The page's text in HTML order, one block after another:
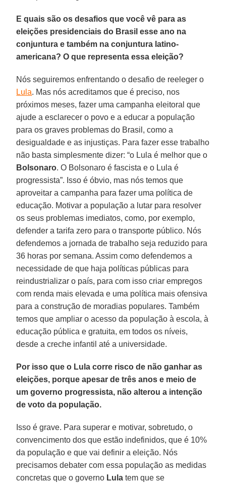
E quais são os desafios que você vê para as
eleições presidenciais do Brasil esse ano na
conjuntura e também na conjuntura latino-
americana? O que representa essa eleição?
Nós seguiremos enfrentando o desafio de reeleger o
Lula. Mas nós acreditamos que é preciso, nos
próximos meses, fazer uma campanha eleitoral que
ajude a esclarecer o povo e a educar a população
para os graves problemas do Brasil, como a
desigualdade e as injustiças. Para fazer esse trabalho
não basta simplesmente dizer: “o Lula é melhor que o
Bolsonaro. O Bolsonaro é fascista e o Lula é
progressista”. Isso é óbvio, mas nós temos que
aproveitar a campanha para fazer uma política de
educação. Motivar a população a lutar para resolver
os seus problemas imediatos, como, por exemplo,
defender a tarifa zero para o transporte público. Nós
defendemos a jornada de trabalho seja reduzido para
36 horas por semana. Assim como defendemos a
necessidade de que haja políticas públicas para
reindustrializar o país, para com isso criar empregos
com renda mais elevada e uma política mais ofensiva
para a construção de moradias populares. Também
temos que ampliar o acesso da população à escola, à
educação pública e gratuita, em todos os níveis,
desde a creche infantil até a universidade.
Por isso que o Lula corre risco de não ganhar as
eleições, porque apesar de três anos e meio de
um governo progressista, não alterou a intenção
de voto da população.
Isso é grave. Para superar e motivar, sobretudo, o
convencimento dos que estão indefinidos, que é 10%
da população e que vai definir a eleição. Nós
precisamos debater com essa população as medidas
concretas que o governo Lula tem que se